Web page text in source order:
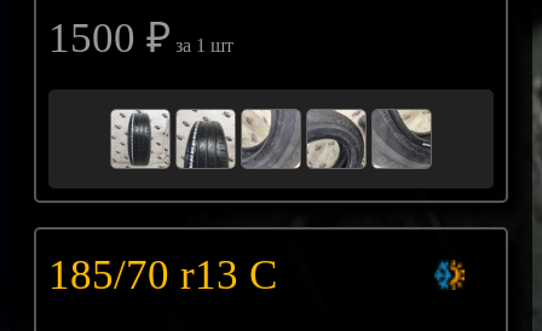
1500 ₽ за 1 шт
185/70 r13 С